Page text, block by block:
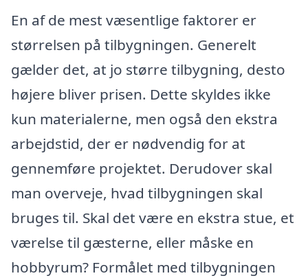
En af de mest væsentlige faktorer er
størrelsen på tilbygningen. Generelt
gælder det, at jo større tilbygning, desto
højere bliver prisen. Dette skyldes ikke
kun materialerne, men også den ekstra
arbejdstid, der er nødvendig for at
gennemføre projektet. Derudover skal
man overveje, hvad tilbygningen skal
bruges til. Skal det være en ekstra stue, et
værelse til gæsterne, eller måske en
hobbyrum? Formålet med tilbygningen